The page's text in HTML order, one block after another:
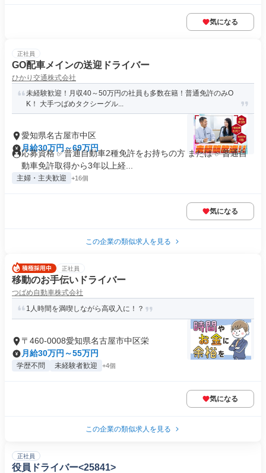
気になる
正社員
GO配車メインの送迎ドライバー
ひかり交通株式会社
未経験歓迎！月収40～50万円の社員も多数在籍！普通免許のみO
K！ 大手つばめタクシーグル...
愛知県名古屋市中区
月給30万円～69万円
応募資格 ✅普通自動車2種免許をお持ちの方 または ✅普通自
動車免許取得から3年以上経...
主婦・主夫歓迎 +16個
気になる
この企業の類似求人を見る
正社員
移動のお手伝いドライバー
つばめ自動車株式会社
1人時間を満喫しながら高収入に！？
〒460-0008愛知県名古屋市中区栄
月給30万円～55万円
学歴不問 未経験者歓迎 +4個
気になる
この企業の類似求人を見る
正社員
役員ドライバー<25841>